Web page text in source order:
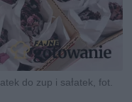
do zup i sałatek, fot.